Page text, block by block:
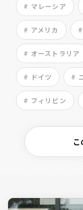
# マレーシア
# アメリカ
# オーストラリア
# ドイツ #
# フィリピン